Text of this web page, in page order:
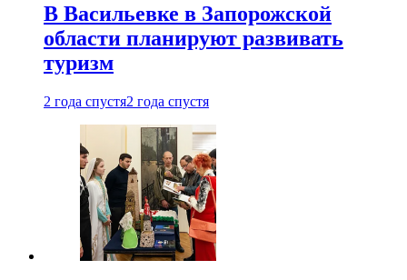
В Васильевке в Запорожской
области планируют развивать
туризм
2 года спустя2 года спустя